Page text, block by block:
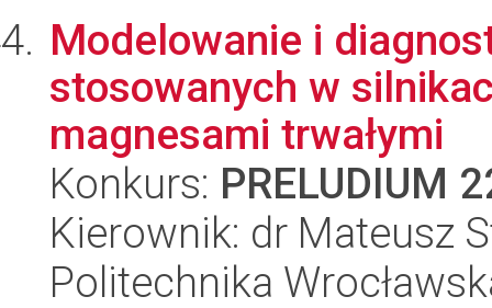
Modelowanie i
stosowanych w
magnesami trwałymi
Konkurs: PRELUDIUM
Kierownik: dr Mateusz
Politechnika